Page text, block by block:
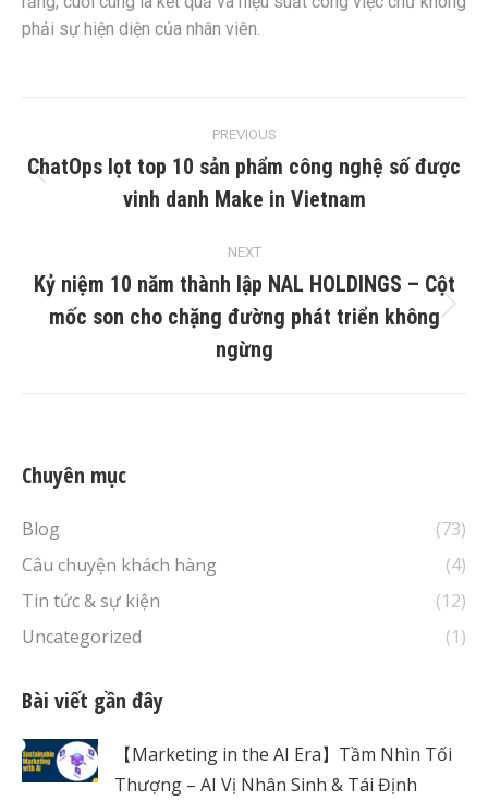
phải sự hiện diện của nhân viên.
navigation
PREVIOUS
Previous
post:
ChatOps lọt top 10 sản phẩm công nghệ số được
vinh danh Make in Vietnam
NEXT
Next
post:
Kỷ niệm 10 năm thành lập NAL HOLDINGS – Cột
mốc son cho chặng đường phát triển không
ngừng
Chuyên mục
Blog
(73)
Câu chuyện khách hàng
(4)
Tin tức & sự kiện
(12)
Uncategorized
(1)
Bài viết gần đây
【Marketing in the AI Era】Tầm Nhìn Tối
Thượng – AI Vị Nhân Sinh & Tái Định